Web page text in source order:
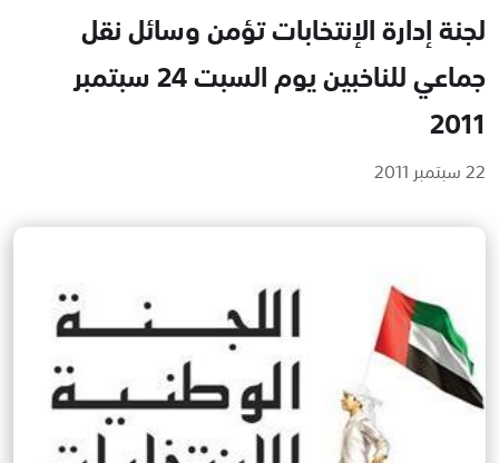
لجنة إدارة الإنتخابات تؤمن وسائل نقل
جماعي للناخبين يوم السبت 24 سبتمبر
2011
22 سبتمبر 2011